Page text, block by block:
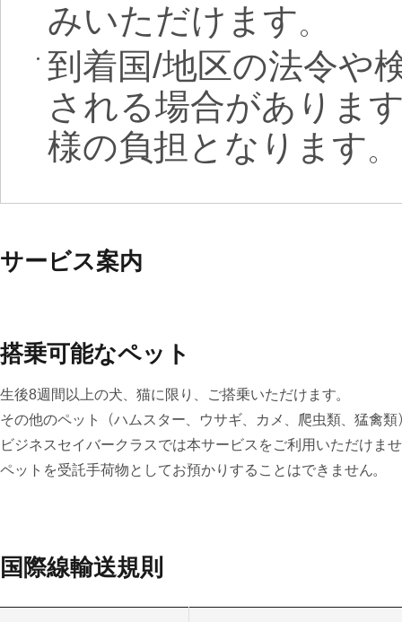
みいただけます。
到着国/地区の法令や
される場合がありま
様の負担となります。
サービス案内
搭乗可能なペット
生後8週間以上の犬、猫に限り、ご搭乗いただけます。
その他のペット（ハムスター、ウサギ、カメ、爬虫類、猛禽
ビジネスセイバークラスでは本サービスをご利用いただけま
ペットを受託手荷物としてお預かりすることはできません。
国際線輸送規則